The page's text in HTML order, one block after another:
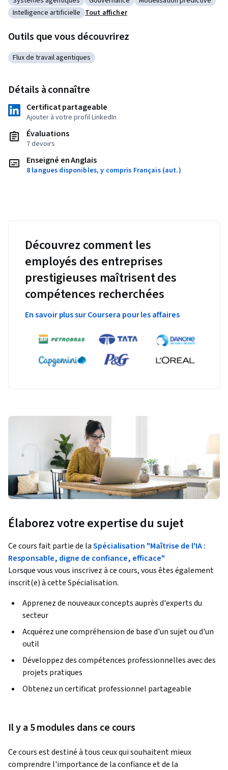
Catégorie : Systèmes agentiquesCatégorie : GouvernanceCatégorie : Modélisation
Catégorie : Intelligence artificielle
Intelligence artificielle Tout afficher
Outils que vous découvrirez
Catégorie : Flux de travail agentiques
Flux de travail agentiques
Détails à connaître
Certificat partageable
Ajouter à votre profil LinkedIn
Évaluations
7 devoirs
Enseigné en Anglais
8 langues disponibles, y compris Français (aut.)
Découvrez comment les
employés des entreprises
prestigieuses maîtrisent des
compétences recherchées
En savoir plus sur Coursera pour les affaires
Élaborez votre expertise du sujet
Ce cours fait partie de laSpécialisation "Maîtrise de l'IA :
Responsable, digne de confiance, efficace"
Lorsque vous vous inscrivez à ce cours, vous êtes également
inscrit(e) à cette Spécialisation.
Apprenez de nouveaux concepts auprès d'experts du
secteur
Acquérez une compréhension de base d'un sujet ou d'un
outil
Développez des compétences professionnelles avec des
projets pratiques
Obtenez un certificat professionnel partageable
Il y a 5 modules dans ce cours
Ce cours est destiné à tous ceux qui souhaitent mieux
comprendre l'importance de la confiance et de la